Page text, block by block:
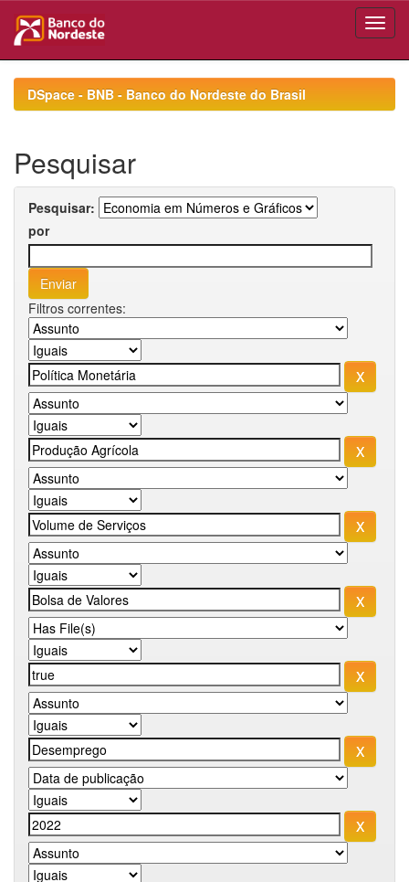
navigationDSpace - BNB - Banco do Nordeste do Brasil
Pesquisar
Pesquisar:
por
Filtros correntes: